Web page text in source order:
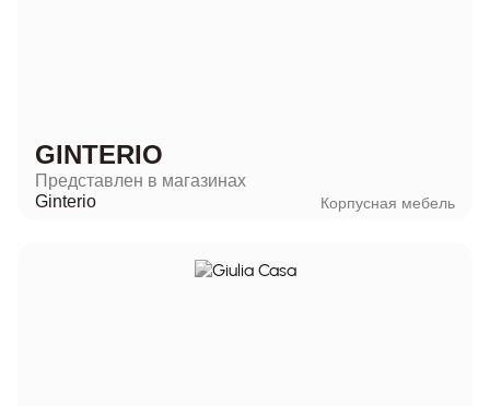
GINTERIO
Представлен в магазинах
Ginterio
Корпусная мебель